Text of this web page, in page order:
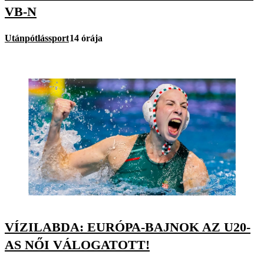
VB-N
Utánpótlássport14 órája
VÍZILABDA: EURÓPA-BAJNOK AZ U20-
AS NŐI VÁLOGATOTT!